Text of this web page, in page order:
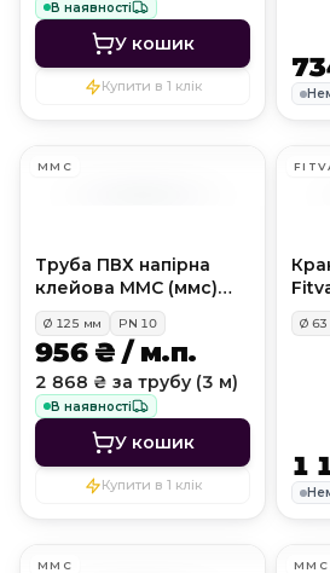
В наявності
У кошик
Купити в 1 клік
MMC
Труба ПВХ напірна
клейова MMC (ммс)
PN10, D125 мм
Ø 125 мм PN 10
956 ₴ / м.п.
2 868 ₴ за трубу (3 м)
В наявності
У кошик
Купити в 1 клік
Ø 63
1
MMC MMC